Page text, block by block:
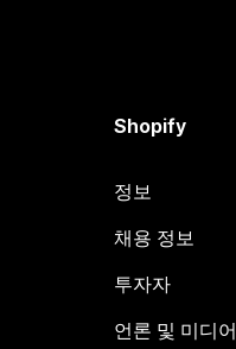
Shopify
정보
채용 정보
투자자
언론 및 미디어